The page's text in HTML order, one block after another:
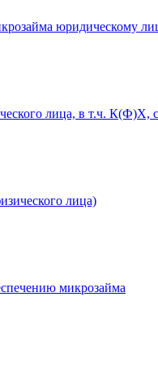
юридическому
лица, в т.ч. К(Ф)Х,
лица)
микрозайма